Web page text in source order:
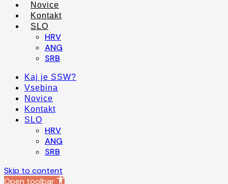
Novice
Kontakt
SLO
HRV
ANG
SRB
Kaj je SSW?
Vsebina
Novice
Kontakt
SLO
HRV
ANG
SRB
Skip to content
Open toolbar